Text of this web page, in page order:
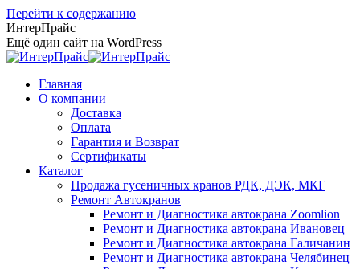
Перейти к содержанию
ИнтерПрайс
Ещё один сайт на WordPress
Главная
О компании
Доставка
Оплата
Гарантия и Возврат
Сертификаты
Каталог
Продажа гусеничных кранов РДК, ДЭК, МКГ
Ремонт Автокранов
Ремонт и Диагностика автокрана Zoomlion
Ремонт и Диагностика автокрана Ивановец
Ремонт и Диагностика автокрана Галичанин
Ремонт и Диагностика автокрана Челябинец